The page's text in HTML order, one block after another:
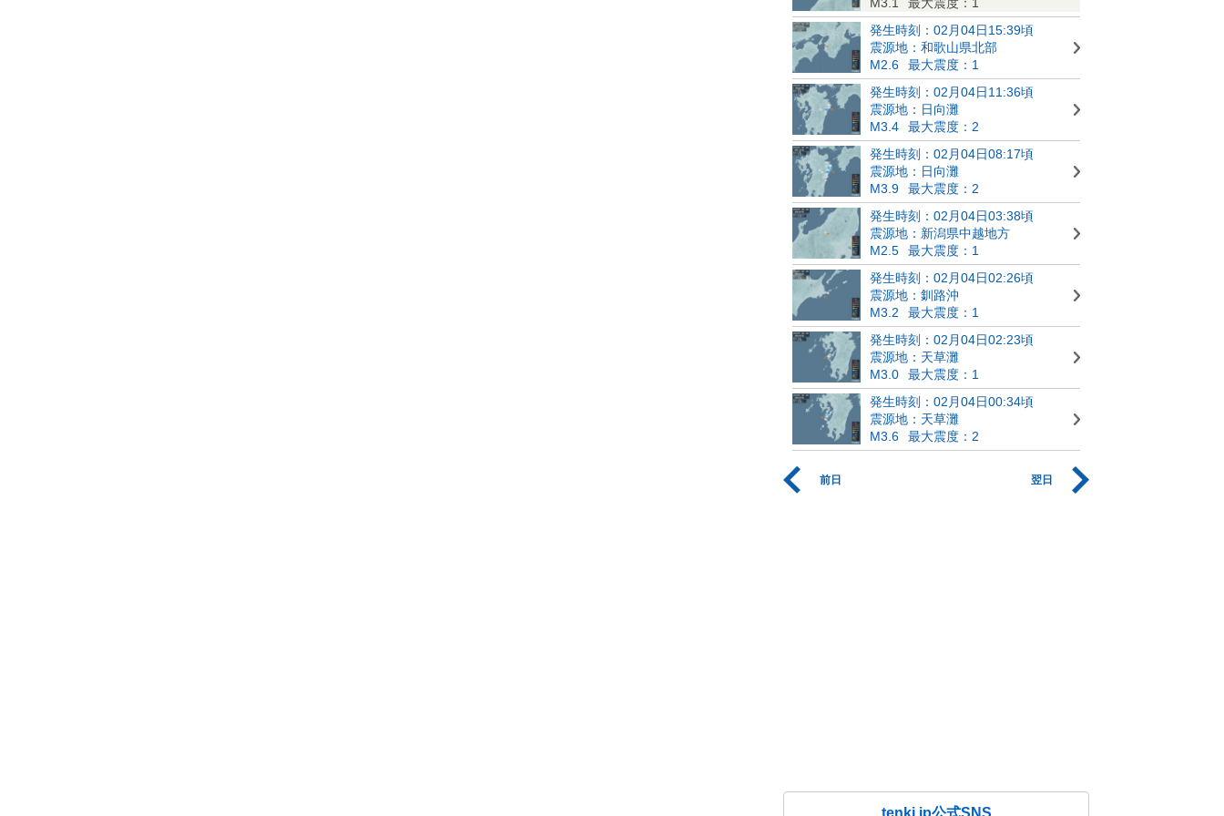
発生時刻：02月04日15:39頃
震源地：和歌山県北部
M2.6
最大震度：1
発生時刻：02月04日11:36頃
震源地：日向灘
M3.4
最大震度：2
発生時刻：02月04日08:17頃
震源地：日向灘
M3.9
最大震度：2
発生時刻：02月04日03:38頃
震源地：新潟県中越地方
M2.5
最大震度：1
発生時刻：02月04日02:26頃
震源地：釧路沖
M3.2
最大震度：1
発生時刻：02月04日02:23頃
震源地：天草灘
M3.0
最大震度：1
発生時刻：02月04日00:34頃
震源地：天草灘
M3.6
最大震度：2
前日 翌日
tenki.jp公式SNS